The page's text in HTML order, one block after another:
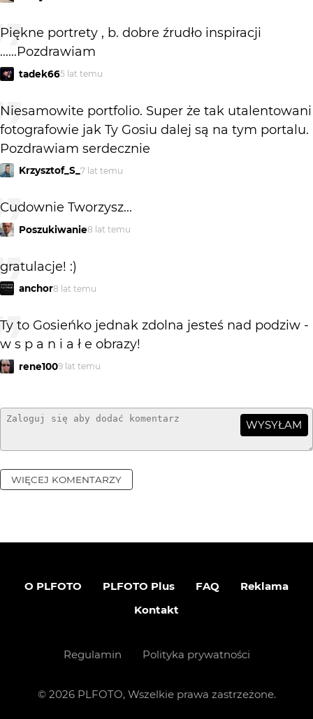
Piękne portrety , b. dobre źrudło inspiracji
......Pozdrawiam
tadek665 lat temu
Niesamowite portfolio. Super że tak utalentowani
fotografowie jak Ty Gosiu dalej są na tym portalu.
Pozdrawiam serdecznie
Krzysztof_S_ 7 lat temu
Cudownie Tworzysz...
Poszukiwanie8 lat temu
gratulacje! :)
anchor8 lat temu
Ty to Gosieńko jednak zdolna jesteś nad podziw -
w s p a n i a ł e obrazy!
rene1009 lat temu
WYSYŁAM
WIĘCEJ KOMENTARZY
O PLFOTO PLFOTO Plus FAQ
Reklama
Kontakt
Regulamin Polityka prywatności
© 2026PLFOTO, Wszelkie prawa zastrzeżone.